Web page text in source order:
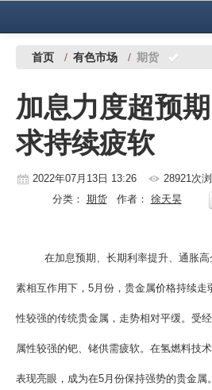
中国有色金属报社主办 广告服务
铜镍铅锌
铝
稀有稀土
地矿 建设
党建工作
企业文化
首页 / 有色市场 / 期货
加息力度超预
求持续疲软
2022年07月13日 13:26 28921次
分类： 期货作者： 徐天昊
在加息预期、长期利率提升、通胀
素相互作用下，5月份，贵金属价格持续走
性较强的传统贵金属，走势相对平缓。受
属性较强的钯、铑供需疲软。在氢燃料技
表现亮眼，成为在5月份保持强势的贵金属。